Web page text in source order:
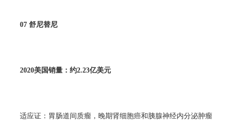
07舒尼替尼
2020美国销量：约2.23亿美元
适应证：胃肠道间质瘤，晚期肾细胞癌和胰腺神经内分泌肿瘤